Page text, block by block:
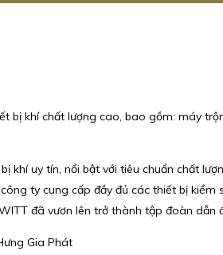
bị khí chất lượng cao, bao gồm: máy
khí uy tín, nổi bật với tiêu chuẩn chất
ty cung cấp đầy đủ các thiết bị
đã vươn lên trở thành tập đoàn dẫn
Gia Phát